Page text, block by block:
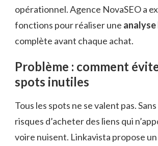
opérationnel. Agence NovaSEO a
fonctions pour réaliser une
complète avant chaque achat.
Problème : comment
spots inutiles
Tous les spots ne se valent pas.
risques d’acheter des liens qui
voire nuisent. Linkavista propose